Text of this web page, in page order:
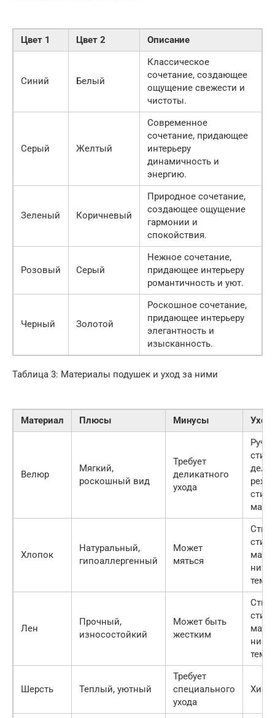
Цвет 1 Цвет 2 Описание
Синий Белый
Классическое
сочетание, создающее
ощущение свежести и
чистоты.
Серый Желтый
Современное
сочетание, придающее
интерьеру
динамичность и
энергию.
Зеленый Коричневый
Природное сочетание,
создающее ощущение
гармонии и
спокойствия.
Розовый Серый
Нежное сочетание,
придающее интерьеру
романтичность и уют.
Черный Золотой
Роскошное сочетание,
придающее интерьеру
элегантность и
изысканность.
Таблица 3: Материалы подушек и уход за ними
Материал Плюсы Минусы Уход
Велюр
Мягкий,
роскошный вид
Требует
деликатного
ухода
Хлопок
Натуральный,
гипоаллергенный
Может
мяться
Лен
Прочный,
износостойкий
Может быть
жестким
Шерсть Теплый, уютный
Требует
специального
ухода